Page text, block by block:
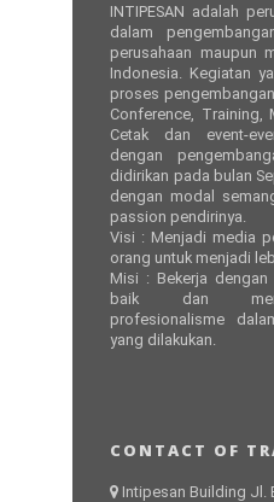
INTIPESAN adalah
dalam
perusahaan maupun
Indonesia. Kegiatan
proses
Conference, Training,
Cetak dan event-
dengan
didirikan pada bulan
dengan modal
passion pendirinya.
Visi : Menjadi media
orang untuk menjadi
Misi : Bekerja
baik dan
profesionalisme
yang dilakukan.
CONTACT OF
Intipesan Building Jl.